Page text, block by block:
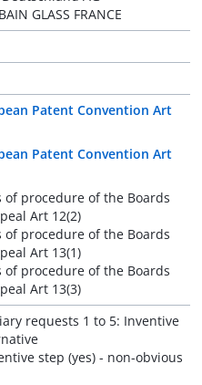
GLASS FRANCE
Patent Convention Art
Patent Convention Art
of procedure of the Boards
Art 12(2)
of procedure of the Boards
Art 13(1)
of procedure of the Boards
Art 13(3)
requests 1 to 5: Inventive
step (yes) - non-obvious